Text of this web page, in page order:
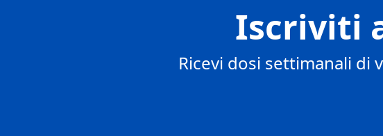
Iscriviti
Ricevi dosi settimanali